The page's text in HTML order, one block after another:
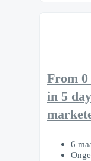
From
in 5
6